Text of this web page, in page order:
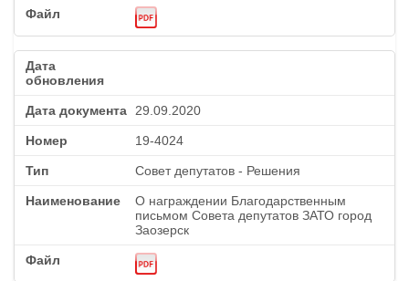
29.09.2020
19-4024
Совет депутатов - Решения
О награждении Благодарственным
письмом Совета депутатов ЗАТО город
Заозерск